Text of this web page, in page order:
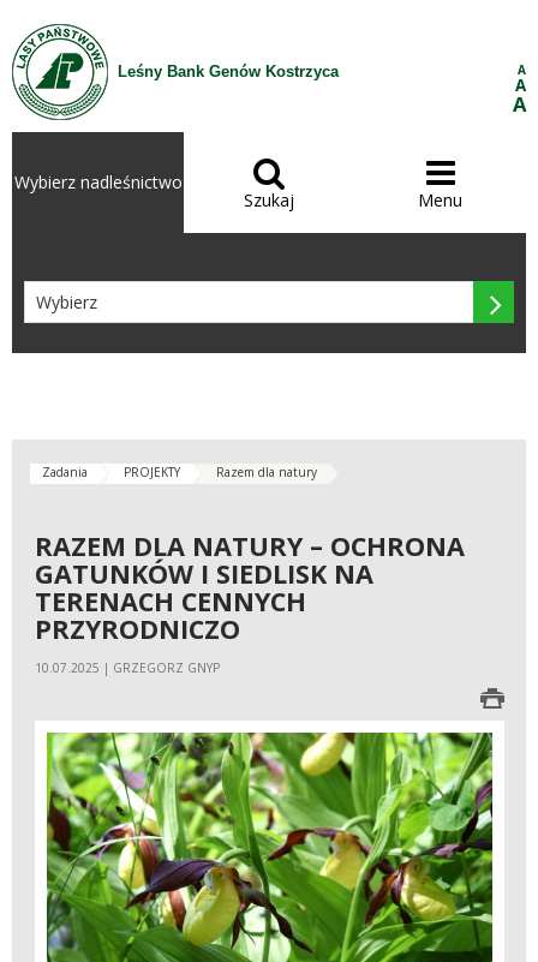
Przejdź do treści
Leśny Bank Genów Kostrzyca A
A
A
Wybierz nadleśnictwo 
Szukaj

Menu

Zadania PROJEKTY Razem dla natury
RAZEM DLA NATURY – OCHRONA
GATUNKÓW I SIEDLISK NA
TERENACH CENNYCH
PRZYRODNICZO
10.07.2025 | GRZEGORZ GNYP